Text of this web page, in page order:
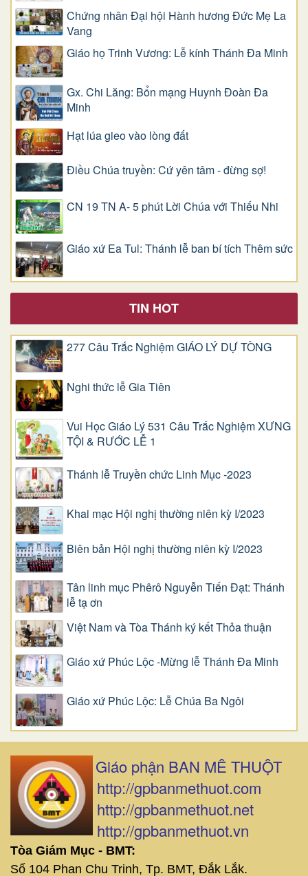
Chứng nhân Đại hội Hành hương Đức Mẹ La
Vang
Giáo họ Trinh Vương: Lễ kính Thánh Đa Minh
Gx. Chi Lăng: Bổn mạng Huynh Đoàn Đa
Minh
Hạt lúa gieo vào lòng đất
Điều Chúa truyền: Cứ yên tâm - đừng sợ!
CN 19 TN A- 5 phút Lời Chúa với Thiếu Nhi
Giáo xứ Ea Tul: Thánh lễ ban bí tích Thêm sức
TIN HOT
277 Câu Trắc Nghiệm GIÁO LÝ DỰ TÒNG
Nghi thức lễ Gia Tiên
Vui Học Giáo Lý 531 Câu Trắc Nghiệm XƯNG
TỘI & RƯỚC LỄ 1
Thánh lễ Truyền chức Linh Mục -2023
Khai mạc Hội nghị thường niên kỳ I/2023
Biên bản Hội nghị thường niên kỳ I/2023
Tân linh mục Phêrô Nguyễn Tiến Đạt: Thánh
lễ tạ ơn
Việt Nam và Tòa Thánh ký kết Thỏa thuận
Giáo xứ Phúc Lộc -Mừng lễ Thánh Đa Minh
Giáo xứ Phúc Lộc: Lễ Chúa Ba Ngôi
Giáo phận BAN MÊ THUỘT
http://gpbanmethuot.com
http://gpbanmethuot.net
http://gpbanmethuot.vn
Tòa Giám Mục - BMT:
Số 104 Phan Chu Trinh, Tp. BMT, Đắk Lắk.